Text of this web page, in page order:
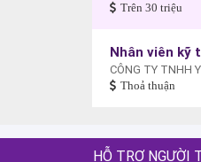
Trên 30 triệu
Nhân viên kỹ
CÔNG TY TNHH
Thoả thuận
HỖ TRỢ NGƯỜI